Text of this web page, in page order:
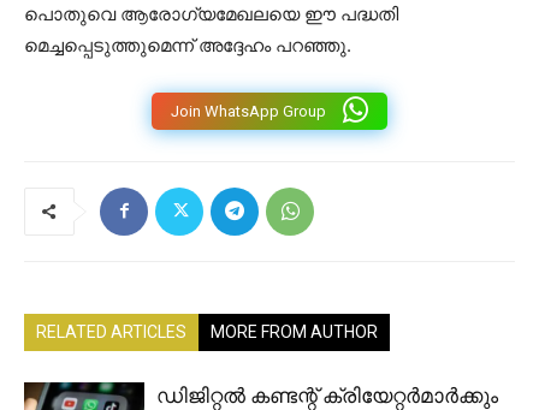
പൊതുവെ ആരോഗ്യമേഖലയെ ഈ പദ്ധതി
മെച്ചപ്പെടുത്തുമെന്ന് അദ്ദേഹം പറഞ്ഞു.
Join WhatsApp Group
RELATED ARTICLES MORE FROM AUTHOR
ഡിജിറ്റൽ കണ്ടന്റ് ക്രിയേറ്റർമാർക്കും